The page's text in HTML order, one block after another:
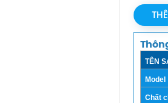
TÊN
Model
Chất